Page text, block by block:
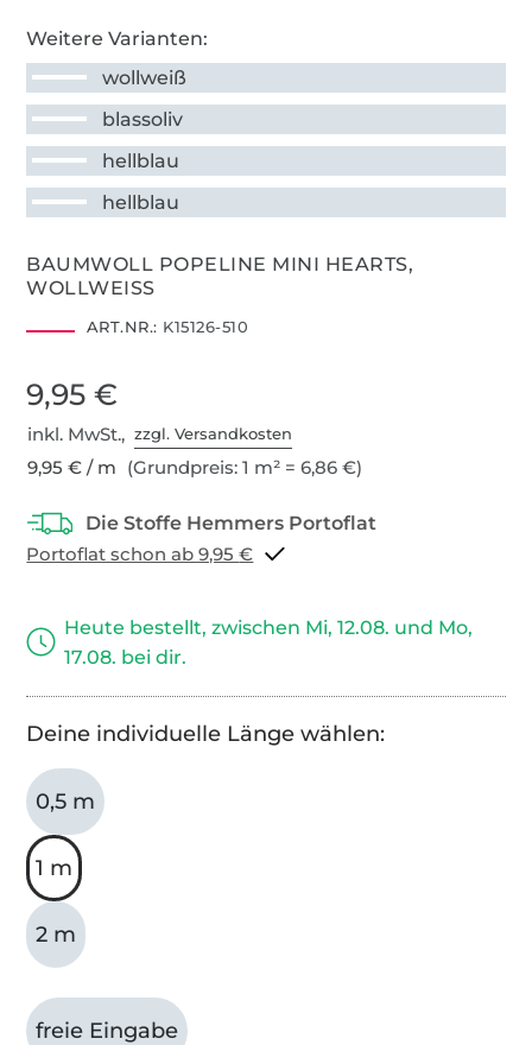
Weitere Varianten:
wollweiß
blassoliv
hellblau
hellblau
BAUMWOLL POPELINE MINI HEARTS,
WOLLWEISS
ART.NR.: K15126-510
9,95 €
inkl. MwSt.,zzgl. Versandkosten
9,95 € / m (Grundpreis: 1 m² = 6,86 €)
Portoflat schon ab 9,95 €
Heute bestellt, zwischen Mi, 12.08. und Mo,
17.08. bei dir.
Deine individuelle Länge wählen:
0,5 m
1 m
2 m
freie Eingabe